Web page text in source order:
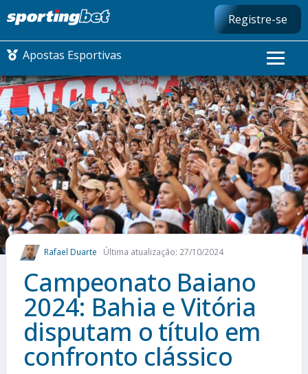
Registre-se
Apostas Esportivas
CONMEBOL LIBERTADORES
FUTEBOL NACIONAL
FUTEBOL INTERNACIONAL
COMO APOSTAR
MAIS ESPORTES
Rafael Duarte Última atualização: 27/10/2024
Campeonato Baiano
2024: Bahia e Vitória
disputam o título em
confronto clássico